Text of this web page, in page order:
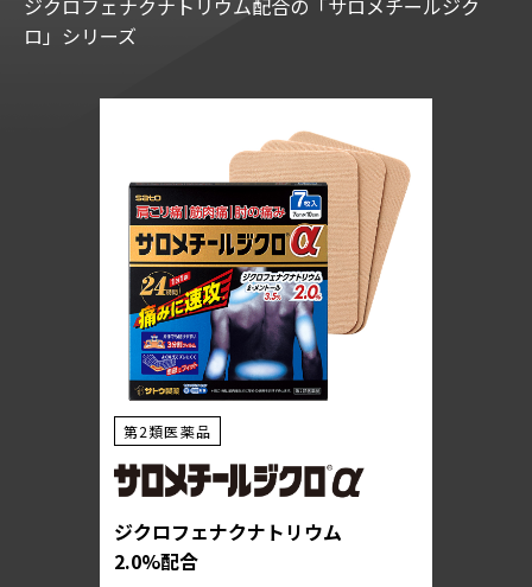
ジクロフェナクナトリウム配合の「サロメチールジク
ロ」シリーズ
第2類医薬品
ジクロフェナクナトリウム
2.0%配合